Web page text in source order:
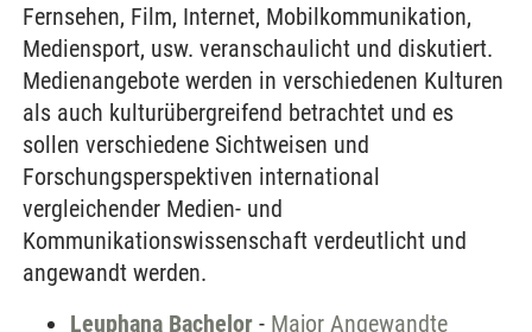
Fernsehen, Film, Internet, Mobilkommunikation,
Mediensport, usw. veranschaulicht und diskutiert.
Medienangebote werden in verschiedenen Kulturen
als auch kulturübergreifend betrachtet und es
sollen verschiedene Sichtweisen und
Forschungsperspektiven international
vergleichender Medien- und
Kommunikationswissenschaft verdeutlicht und
angewandt werden.
Leuphana Bachelor - Major Angewandte